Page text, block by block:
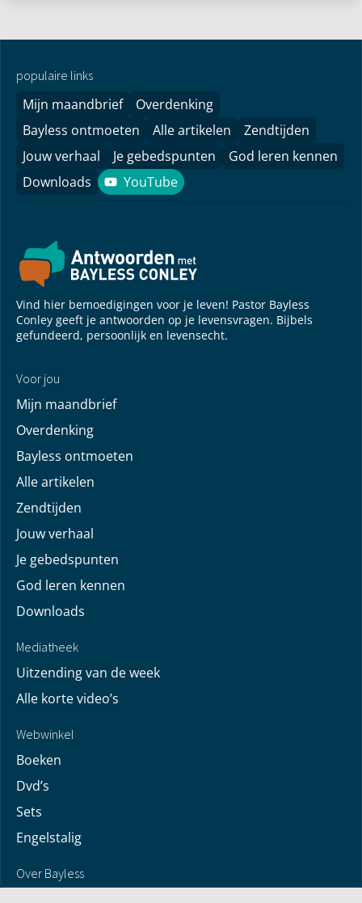
populaire links
Mijn maandbrief
Overdenking
Bayless ontmoeten
Alle artikelen
Zendtijden
Jouw verhaal
Je gebedspunten
God leren kennen
Downloads
YouTube
YouTube
Vind hier bemoedigingen voor je leven! Pastor Bayless
Conley geeft je antwoorden op je levensvragen. Bijbels
gefundeerd, persoonlijk en levensecht.
Voor jou
Mijn maandbrief
Overdenking
Bayless ontmoeten
Alle artikelen
Zendtijden
Jouw verhaal
Je gebedspunten
God leren kennen
Downloads
Mediatheek
Uitzending van de week
Alle korte video’s
Webwinkel
Boeken
Dvd’s
Sets
Engelstalig
Over Bayless